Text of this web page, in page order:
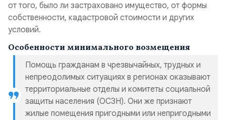
от того, было ли застраховано имущество, от формы
собственности, кадастровой стоимости и других
условий.
Особенности минимального возмещения
Помощь гражданам в чрезвычайных, трудных и
непреодолимых ситуациях в регионах оказывают
территориальные отделы и комитеты социальной
защиты населения (ОСЗН). Они же признают
жилые помещения пригодными или непригодными